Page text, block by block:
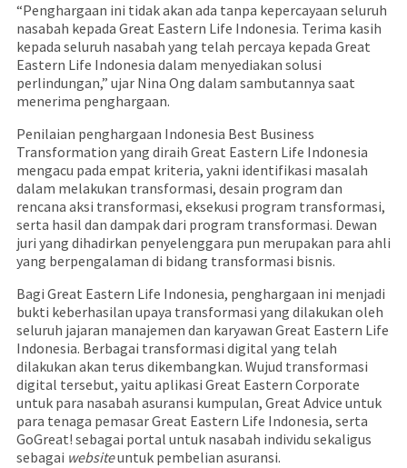
“Penghargaan ini tidak akan ada tanpa kepercayaan seluruh
nasabah kepada Great Eastern Life Indonesia. Terima kasih
kepada seluruh nasabah yang telah percaya kepada Great
Eastern Life Indonesia dalam menyediakan solusi
perlindungan,” ujar Nina Ong dalam sambutannya saat
menerima penghargaan.
Penilaian penghargaan Indonesia Best Business
Transformation yang diraih Great Eastern Life Indonesia
mengacu pada empat kriteria, yakni identifikasi masalah
dalam melakukan transformasi, desain program dan
rencana aksi transformasi, eksekusi program transformasi,
serta hasil dan dampak dari program transformasi. Dewan
juri yang dihadirkan penyelenggara pun merupakan para ahli
yang berpengalaman di bidang transformasi bisnis.
Bagi Great Eastern Life Indonesia, penghargaan ini menjadi
bukti keberhasilan upaya transformasi yang dilakukan oleh
seluruh jajaran manajemen dan karyawan Great Eastern Life
Indonesia. Berbagai transformasi digital yang telah
dilakukan akan terus dikembangkan. Wujud transformasi
digital tersebut, yaitu aplikasi Great Eastern Corporate
untuk para nasabah asuransi kumpulan, Great Advice untuk
para tenaga pemasar Great Eastern Life Indonesia, serta
GoGreat! sebagai portal untuk nasabah individu sekaligus
sebagai websiteuntuk pembelian asuransi.